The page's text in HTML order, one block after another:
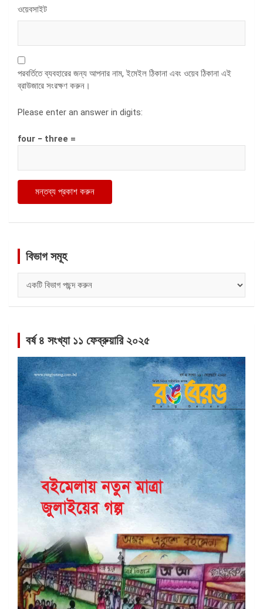
ওয়েবসাইট
পরবর্তিতে ব্যবহারের জন্য আপনার নাম, ইমেইল ঠিকানা এবং ওয়েব ঠিকানা এই
ব্রাউজারে সংরক্ষণ করুন।
Please enter an answer in digits:
four − three =
বিভাগ সমূহ
সমূহ
বর্ষ ৪ সংখ্যা ১১ ফেব্রুয়ারি ২০২৫